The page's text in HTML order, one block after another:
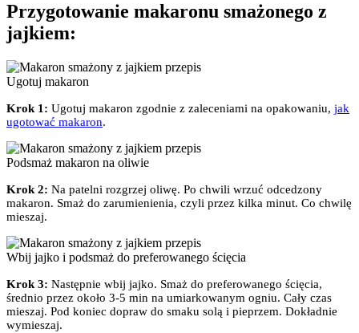
Przygotowanie makaronu smażonego z
jajkiem:
Ugotuj makaron
Krok 1: Ugotuj makaron zgodnie z zaleceniami na opakowaniu, jak
ugotować makaron.
Podsmaż makaron na oliwie
Krok 2: Na patelni rozgrzej oliwę. Po chwili wrzuć odcedzony
makaron. Smaż do zarumienienia, czyli przez kilka minut. Co chwilę
mieszaj.
Wbij jajko i podsmaż do preferowanego ścięcia
Krok 3: Następnie wbij jajko. Smaż do preferowanego ścięcia,
średnio przez około 3-5 min na umiarkowanym ogniu. Cały czas
mieszaj. Pod koniec dopraw do smaku solą i pieprzem. Dokładnie
wymieszaj.